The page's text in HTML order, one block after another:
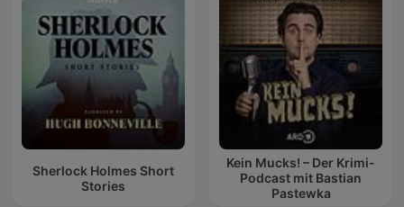
Sherlock Holmes Short
Stories
Kein Mucks! – Der Krimi-
Podcast mit Bastian
Pastewka